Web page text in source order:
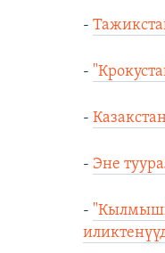
-
-
-К
- Эне
-